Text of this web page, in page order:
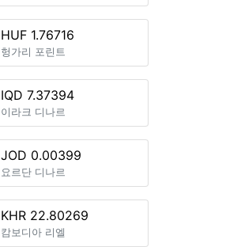
HUF 1.76716
헝가리 포린트
IQD 7.37394
이라크 디나르
JOD 0.00399
요르단 디나르
KHR 22.80269
캄보디아 리엘